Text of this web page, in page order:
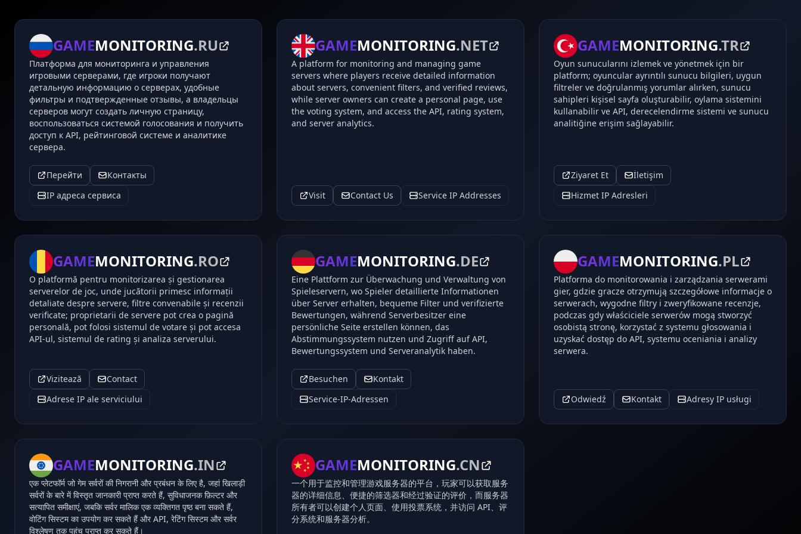
GAMEMONITORING.RU
Платформа для мониторинга и управления
игровыми серверами, где игроки получают
детальную информацию о серверах, удобные
фильтры и подтвержденные отзывы, а владельцы
серверов могут создать личную страницу,
воспользоваться системой голосования и получить
доступ к API, рейтинговой системе и аналитике
сервера.
Перейти
Контакты
IP адреса сервиса
GAMEMONITORING.NET
A platform for monitoring and managing game
servers where players receive detailed information
about servers, convenient filters, and verified reviews,
while server owners can create a personal page, use
the voting system, and access the API, rating system,
and server analytics.
Visit Contact Us Service IP Addresses
GAMEMONITORING.TR
Oyun sunucularını izlemek ve yönetmek için bir
platform; oyuncular ayrıntılı sunucu bilgileri, uygun
filtreler ve doğrulanmış yorumlar alırken, sunucu
sahipleri kişisel sayfa oluşturabilir, oylama sistemini
kullanabilir ve API, derecelendirme sistemi ve sunucu
analitiğine erişim sağlayabilir.
Ziyaret Et
İletişim
Hizmet IP Adresleri
GAMEMONITORING.RO
O platformă pentru monitorizarea și gestionarea
serverelor de joc, unde jucătorii primesc informații
detaliate despre servere, filtre convenabile și recenzii
verificate; proprietarii de servere pot crea o pagină
personală, pot folosi sistemul de votare și pot accesa
API-ul, sistemul de rating și analiza serverului.
Vizitează
Contact
Adrese IP ale serviciului
GAMEMONITORING.DE
Eine Plattform zur Überwachung und Verwaltung von
Spieleservern, wo Spieler detaillierte Informationen
über Server erhalten, bequeme Filter und verifizierte
Bewertungen, während Serverbesitzer eine
persönliche Seite erstellen können, das
Abstimmungssystem nutzen und Zugriff auf API,
Bewertungssystem und Serveranalytik haben.
Besuchen
Kontakt
Service-IP-Adressen
GAMEMONITORING.PL
Platforma do monitorowania i zarządzania serwerami
gier, gdzie gracze otrzymują szczegółowe informacje o
serwerach, wygodne filtry i zweryfikowane recenzje,
podczas gdy właściciele serwerów mogą stworzyć
osobistą stronę, korzystać z systemu głosowania i
uzyskać dostęp do API, systemu oceniania i analizy
serwera.
Odwiedź Kontakt Adresy IP usługi
GAMEMONITORING.IN
एक प्लेटफॉर्म जो गेम सर्वरों की निगरानी और प्रबंधन के लिए है, जहां खिलाड़ी
सर्वरों के बारे में विस्तृत जानकारी प्राप्त करते हैं, सुविधाजनक फ़िल्टर और
सत्यापित समीक्षाएं, जबकि सर्वर मालिक एक व्यक्तिगत पृष्ठ बना सकते हैं,
वोटिंग सिस्टम का उपयोग कर सकते हैं और API, रेटिंग सिस्टम और सर्वर
विश्लेषण तक पहुंच प्राप्त कर सकते हैं।
GAMEMONITORING.CN
一个用于监控和管理游戏服务器的平台，玩家可以获取服务
器的详细信息、便捷的筛选器和经过验证的评价，而服务器
所有者可以创建个人页面、使用投票系统，并访问 API、评
分系统和服务器分析。